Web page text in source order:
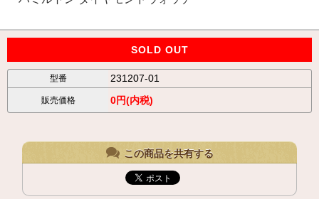
SOLD OUT
型番 231207-01
販売価格 0円(内税)
この商品を共有する